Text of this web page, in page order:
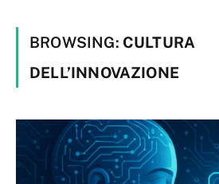
BROWSING: CULTURA
DELL’INNOVAZIONE